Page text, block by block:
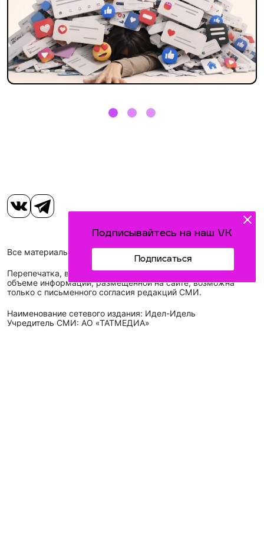
Подписывайтесь на наш VK
Подписаться
Все материалы, размещенные на сайте, защищены законом.
Перепечатка, воспроизведение и распространение в любом
объеме информации, размещенной на сайте, возможна
только с письменного согласия редакций СМИ.
Наименование сетевого издания: Идел-Идель
Учредитель СМИ: АО «ТАТМЕДИА»